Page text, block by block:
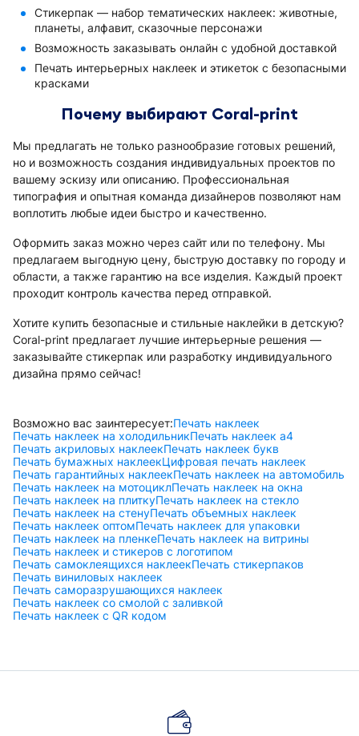
Стикерпак — набор тематических наклеек: животные,
планеты, алфавит, сказочные персонажи
Возможность заказывать онлайн с удобной доставкой
Печать интерьерных наклеек и этикеток с безопасными
красками
Почему выбирают Coral-print
Мы предлагать не только разнообразие готовых решений,
но и возможность создания индивидуальных проектов по
вашему эскизу или описанию. Профессиональная
типография и опытная команда дизайнеров позволяют нам
воплотить любые идеи быстро и качественно.
Оформить заказ можно через сайт или по телефону. Мы
предлагаем выгодную цену, быструю доставку по городу и
области, а также гарантию на все изделия. Каждый проект
проходит контроль качества перед отправкой.
Хотите купить безопасные и стильные наклейки в детскую?
Coral-print предлагает лучшие интерьерные решения —
заказывайте стикерпак или разработку индивидуального
дизайна прямо сейчас!
Возможно вас заинтересует:Печать наклеек
Печать наклеек на холодильникПечать наклеек а4
Печать акриловых наклеекПечать наклеек букв
Печать бумажных наклеекЦифровая печать наклеек
Печать гарантийных наклеекПечать наклеек на автомобиль
Печать наклеек на мотоциклПечать наклеек на окна
Печать наклеек на плиткуПечать наклеек на стекло
Печать наклеек на стенуПечать объемных наклеек
Печать наклеек оптомПечать наклеек для упаковки
Печать наклеек на пленкеПечать наклеек на витрины
Печать наклеек и стикеров с логотипом
Печать самоклеящихся наклеекПечать стикерпаков
Печать виниловых наклеек
Печать саморазрушающихся наклеек
Печать наклеек со смолой с заливкой
Печать наклеек с QR кодом